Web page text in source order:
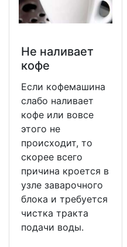
Не наливает
кофе
Если кофемашина
слабо наливает
кофе или вовсе
этого не
происходит, то
скорее всего
причина кроется в
узле заварочного
блока и требуется
чистка тракта
подачи воды.